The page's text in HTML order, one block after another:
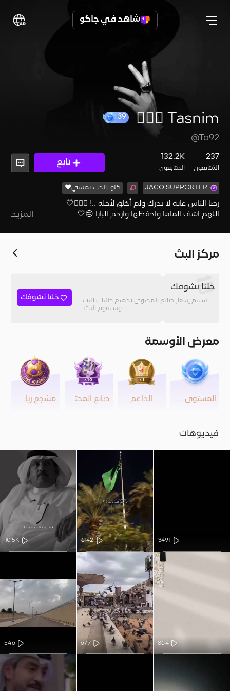
شاهد في جاكو
Tasnim 🧚🏻‍♀️
@To92
237
المُتابعون
132.2K
المتابعون
تابع
JACO SUPPORTER كلو بالحب يمشي❤️
المزيد
مركز البث
خلنا نشوفك
سيتم إشعار صانع المحتوى بجميع طلبات البث
وسيقوم البث.
خلنا نشوفك
معرض الأوسمة
المستوى 39 الداعم صانع المحتوى مشجع رياضي
فيديوهات
3491
6142
10.5K
864
677
546